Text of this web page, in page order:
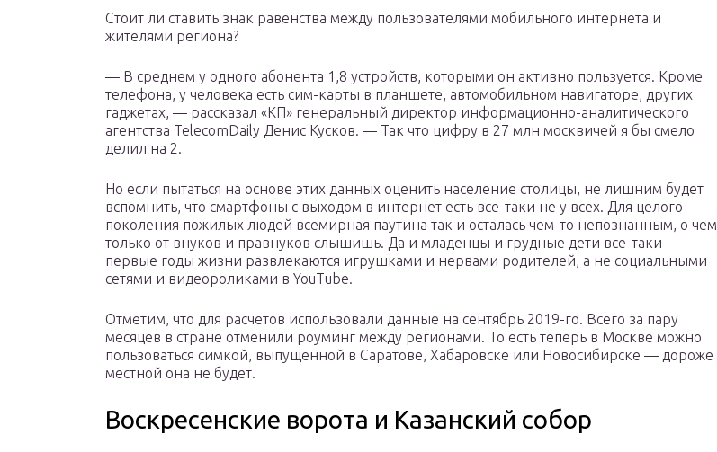
Стоит ли ставить знак равенства между пользователями мобильного интернета и
жителями региона?
— В среднем у одного абонента 1,8 устройств, которыми он активно пользуется. Кроме
телефона, у человека есть сим-карты в планшете, автомобильном навигаторе, других
гаджетах, — рассказал «КП» генеральный директор информационно-аналитического
агентства TelecomDaily Денис Кусков. — Так что цифру в 27 млн москвичей я бы смело
делил на 2.
Но если пытаться на основе этих данных оценить население столицы, не лишним будет
вспомнить, что смартфоны с выходом в интернет есть все-таки не у всех. Для целого
поколения пожилых людей всемирная паутина так и осталась чем-то непознанным, о чем
только от внуков и правнуков слышишь. Да и младенцы и грудные дети все-таки
первые годы жизни развлекаются игрушками и нервами родителей, а не социальными
сетями и видеороликами в YouTube.
Отметим, что для расчетов использовали данные на сентябрь 2019-го. Всего за пару
месяцев в стране отменили роуминг между регионами. То есть теперь в Москве можно
пользоваться симкой, выпущенной в Саратове, Хабаровске или Новосибирске — дороже
местной она не будет.
Воскресенские ворота и Казанский собор